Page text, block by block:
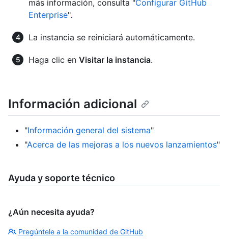
más información, consulta "Configurar GitHub
Enterprise".
La instancia se reiniciará automáticamente.
Haga clic en Visitar la instancia.
Información adicional
"Información general del sistema"
"Acerca de las mejoras a los nuevos lanzamientos"
Ayuda y soporte técnico
¿Aún necesita ayuda?
Pregúntele a la comunidad de GitHub